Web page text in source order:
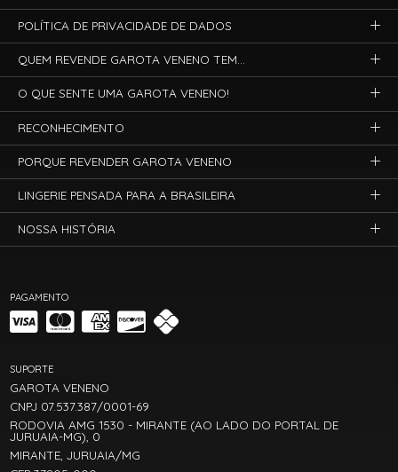
PAGAMENTO
SUPORTE
GAROTA VENENO
CNPJ 07.537.387/0001-69
RODOVIA AMG 1530 - MIRANTE (AO LADO DO PORTAL DE
JURUAIA-MG), 0
MIRANTE, JURUAIA/MG
POLÍTICA DE PRIVACIDADE DE DADOS
QUEM REVENDE GAROTA VENENO TEM...
O QUE SENTE UMA GAROTA VENENO!
RECONHECIMENTO
PORQUE REVENDER GAROTA VENENO
LINGERIE PENSADA PARA A BRASILEIRA
NOSSA HISTÓRIA